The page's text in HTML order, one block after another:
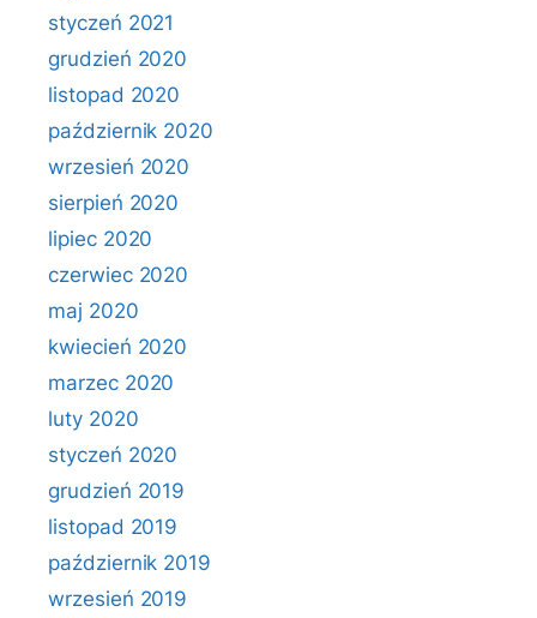
styczeń 2021
grudzień 2020
listopad 2020
październik 2020
wrzesień 2020
sierpień 2020
lipiec 2020
czerwiec 2020
maj 2020
kwiecień 2020
marzec 2020
luty 2020
styczeń 2020
grudzień 2019
listopad 2019
październik 2019
wrzesień 2019